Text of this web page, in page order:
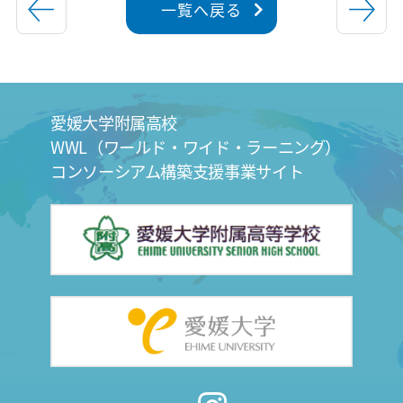
一覧へ戻る
愛媛大学附属高校
WWL（ワールド・ワイド・ラーニング）
コンソーシアム構築支援事業サイト